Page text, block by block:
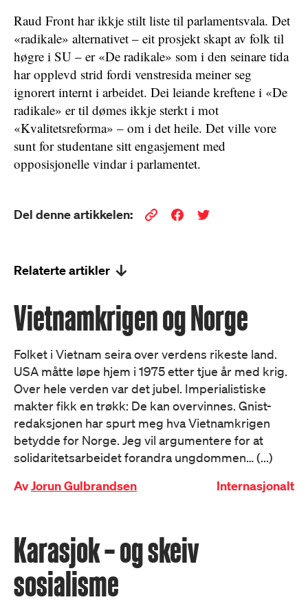
Raud Front har ikkje stilt liste til parlamentsvala. Det
«radikale» alternativet – eit prosjekt skapt av folk til
høgre i SU – er «De radikale» som i den seinare tida
har opplevd strid fordi venstresida meiner seg
ignorert internt i arbeidet. Dei leiande kreftene i «De
radikale» er til dømes ikkje sterkt i mot
«Kvalitetsreforma» – om i det heile. Det ville vore
sunt for studentane sitt engasjement med
opposisjonelle vindar i parlamentet.
Del denne artikkelen:
Relaterte artikler
Vietnamkrigen og Norge
Folket i Vietnam seira over verdens rikeste land.
USA måtte løpe hjem i 1975 etter tjue år med krig.
Over hele verden var det jubel. Imperialistiske
makter fikk en trøkk: De kan overvinnes. Gnist-
redaksjonen har spurt meg hva Vietnamkrigen
betydde for Norge. Jeg vil argumentere for at
solidaritetsarbeidet forandra ungdommen… (...)
AvJorun Gulbrandsen Internasjonalt
Karasjok – og skeiv
sosialisme